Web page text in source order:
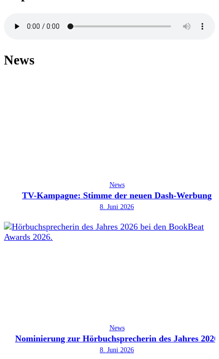
News
News
TV-Kampagne: Stimme der neuen Dash-Werbung
8. Juni 2026
News
Nominierung zur Hörbuchsprecherin des Jahres 2026
8. Juni 2026